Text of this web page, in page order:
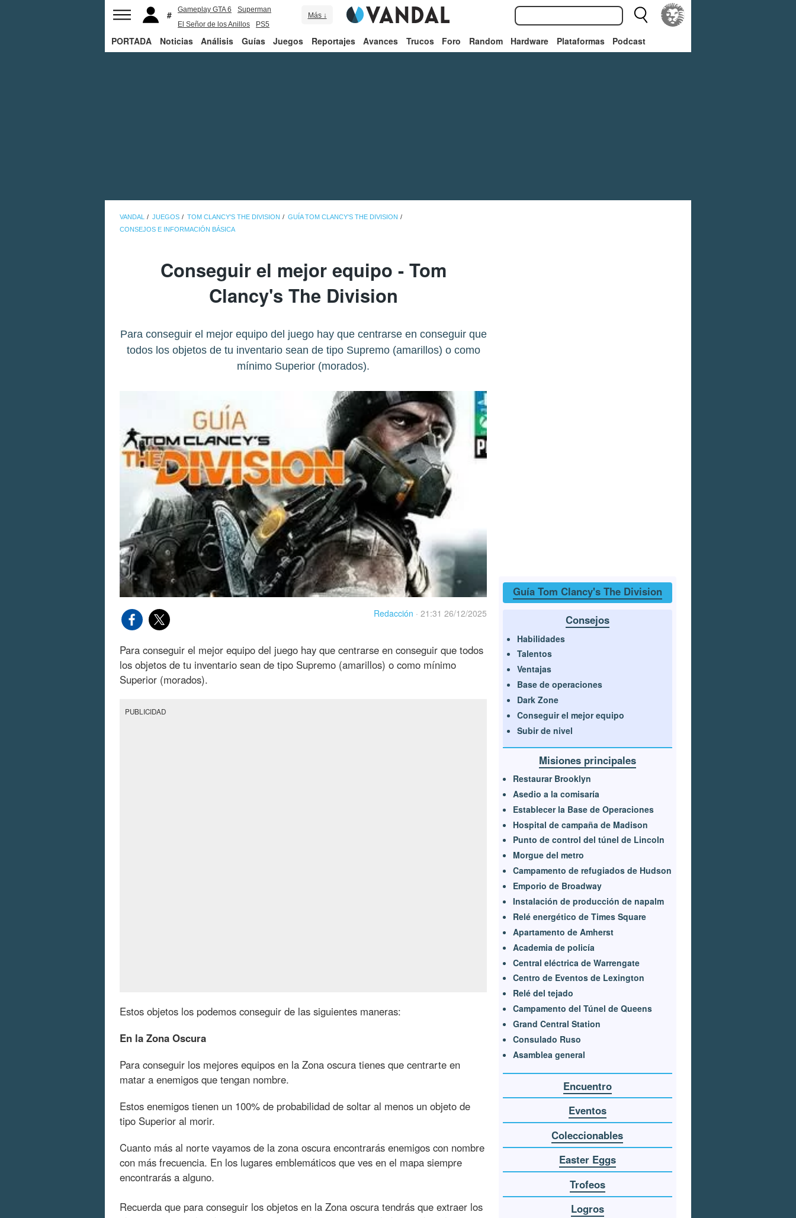
Gameplay GTA 6
Superman
El Señor de los Anillos
PS5
Más ↓
PORTADA Noticias Análisis Guías Juegos Reportajes Avances Trucos Foro Random Hardware Plataformas Podcast
VANDAL JUEGOS TOM CLANCY'S THE DIVISION
GUÍA TOM CLANCY'S THE DIVISION
CONSEJOS E INFORMACIÓN BÁSICA
Conseguir el mejor equipo - Tom
Clancy's The Division
Para conseguir el mejor equipo del juego hay que centrarse en conseguir que
todos los objetos de tu inventario sean de tipo Supremo (amarillos) o como
mínimo Superior (morados).
Redacción · 21:31 26/12/2025
Para conseguir el mejor equipo del juego hay que centrarse en conseguir que todos
los objetos de tu inventario sean de tipo Supremo (amarillos) o como mínimo
Superior (morados).
PUBLICIDAD
Estos objetos los podemos conseguir de las siguientes maneras:
En la Zona Oscura
Para conseguir los mejores equipos en la Zona oscura tienes que centrarte en
matar a enemigos que tengan nombre.
Estos enemigos tienen un 100% de probabilidad de soltar al menos un objeto de
tipo Superior al morir.
Cuanto más al norte vayamos de la zona oscura encontrarás enemigos con nombre
con más frecuencia. En los lugares emblemáticos que ves en el mapa siempre
encontrarás a alguno.
Recuerda que para conseguir los objetos en la Zona oscura tendrás que extraer los
Guía Tom Clancy's The Division
Consejos
Habilidades
Talentos
Ventajas
Base de operaciones
Dark Zone
Conseguir el mejor equipo
Subir de nivel
Misiones principales
Restaurar Brooklyn
Asedio a la comisaría
Establecer la Base de Operaciones
Hospital de campaña de Madison
Punto de control del túnel de Lincoln
Morgue del metro
Campamento de refugiados de Hudson
Emporio de Broadway
Instalación de producción de napalm
Relé energético de Times Square
Apartamento de Amherst
Academia de policía
Central eléctrica de Warrengate
Centro de Eventos de Lexington
Relé del tejado
Campamento del Túnel de Queens
Grand Central Station
Consulado Ruso
Asamblea general
Encuentro
Eventos
Coleccionables
Easter Eggs
Trofeos
Logros